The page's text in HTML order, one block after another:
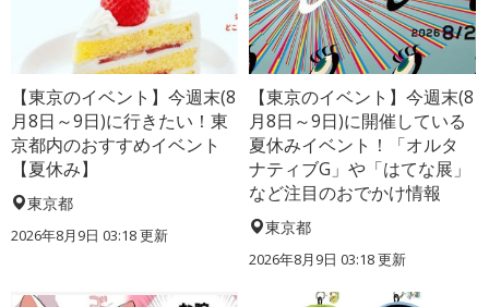
【東京のイベント】今週末(8
月8日～9日)に行きたい！東
京都内のおすすめイベント
【夏休み】
東京都
2026年8月9日 03:18更新
【東京のイベント】今週末(8
月8日～9日)に開催している
夏休みイベント！「オルタ
ナティブG」や「はてな展」
など注目のおでかけ情報
東京都
2026年8月9日 03:18更新